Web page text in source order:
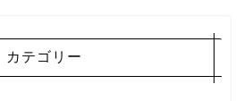
カテゴリー